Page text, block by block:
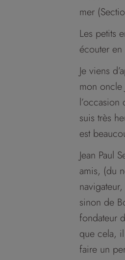
mer
Les petits
écouter
Je viens
mon oncle
l’occasion
suis très
est
Jean Paul
amis, (du
sinon de
fondateur
que cela,
faire un